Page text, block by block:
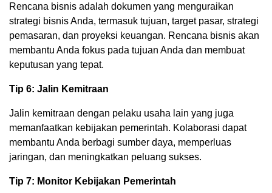
Rencana bisnis adalah dokumen yang menguraikan
strategi bisnis Anda, termasuk tujuan, target pasar, strategi
pemasaran, dan proyeksi keuangan. Rencana bisnis akan
membantu Anda fokus pada tujuan Anda dan membuat
keputusan yang tepat.
Tip 6: Jalin Kemitraan
Jalin kemitraan dengan pelaku usaha lain yang juga
memanfaatkan kebijakan pemerintah. Kolaborasi dapat
membantu Anda berbagi sumber daya, memperluas
jaringan, dan meningkatkan peluang sukses.
Tip 7: Monitor Kebijakan Pemerintah